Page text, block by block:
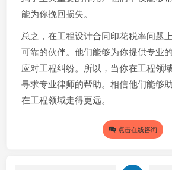
能为你挽回损失。
总之，在工程设计合同印花税率问题
可靠的伙伴。他们能够为你提供专业
应对工程纠纷。所以，当你在工程领
寻求专业律师的帮助。相信他们能够
在工程领域走得更远。
点击在线咨询